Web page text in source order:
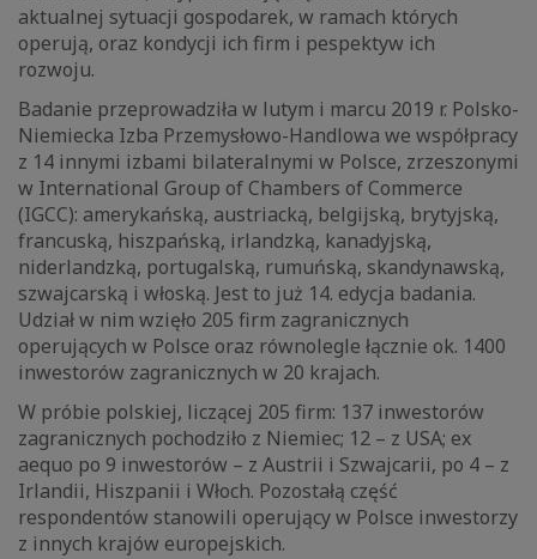
aktualnej sytuacji gospodarek, w ramach których
operują, oraz kondycji ich firm i pespektyw ich
rozwoju.
Badanie przeprowadziła w lutym i marcu 2019 r. Polsko-
Niemiecka Izba Przemysłowo-Handlowa we współpracy
z 14 innymi izbami bilateralnymi w Polsce, zrzeszonymi
w International Group of Chambers of Commerce
(IGCC): amerykańską, austriacką, belgijską, brytyjską,
francuską, hiszpańską, irlandzką, kanadyjską,
niderlandzką, portugalską, rumuńską, skandynawską,
szwajcarską i włoską. Jest to już 14. edycja badania.
Udział w nim wzięło 205 firm zagranicznych
operujących w Polsce oraz równolegle łącznie ok. 1400
inwestorów zagranicznych w 20 krajach.
W próbie polskiej, liczącej 205 firm: 137 inwestorów
zagranicznych pochodziło z Niemiec; 12 – z USA; ex
aequo po 9 inwestorów – z Austrii i Szwajcarii, po 4 – z
Irlandii, Hiszpanii i Włoch. Pozostałą część
respondentów stanowili operujący w Polsce inwestorzy
z innych krajów europejskich.